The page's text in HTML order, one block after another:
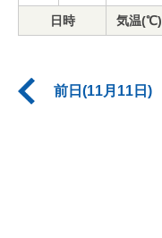
日時 気温(℃)
前日(11月11日)